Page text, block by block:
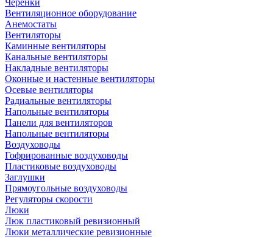
Черенки
Вентиляционное оборудование
Анемостаты
Вентиляторы
Каминные вентиляторы
Канальные вентиляторы
Накладные вентиляторы
Оконные и настенные вентиляторы
Осевые вентиляторы
Радиальные вентиляторы
Напольные вентиляторы
Панели для вентиляторов
Напольные вентиляторы
Воздуховоды
Гофрированные воздуховоды
Пластиковые воздуховоды
Заглушки
Прямоугольные воздуховоды
Регуляторы скорости
Люки
Люк пластиковый ревизионный
Люки металлические ревизионные